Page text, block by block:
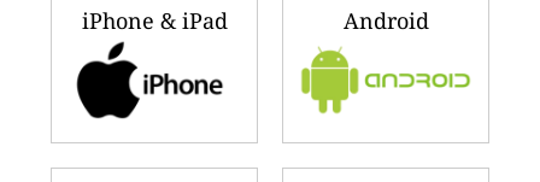
iPhone & iPad Android